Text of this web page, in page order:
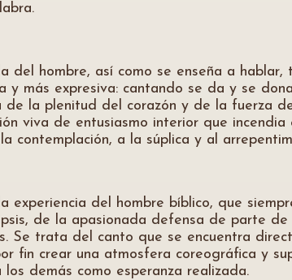
del hombre, así como se enseña a
y más expresiva: cantando se da y se
de la plenitud del corazón y de la fuerza
viva de entusiasmo interior que
contemplación, a la súplica y al
experiencia del hombre bíblico, que
de la apasionada defensa de parte
Se trata del canto que se encuentra
fin crear una atmosfera coreográfica y
los demás como esperanza realizada.